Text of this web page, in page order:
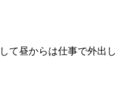
て昼からは仕事で外出し